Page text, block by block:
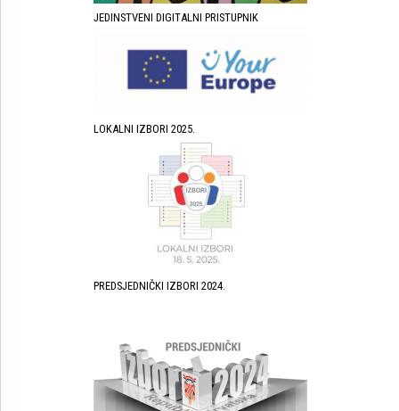
JEDINSTVENI DIGITALNI PRISTUPNIK
LOKALNI IZBORI 2025.
PREDSJEDNIČKI IZBORI 2024.